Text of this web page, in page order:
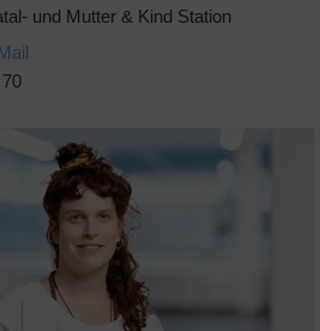
und Mutter & Kind Station